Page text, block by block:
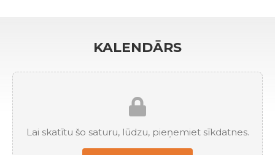
KALENDĀRS
Lai skatītu šo saturu, lūdzu, pieņemiet sīkdatnes.